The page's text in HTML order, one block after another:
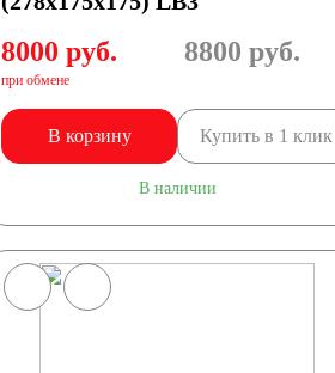
8000 руб.
при обмене
8800 руб.
В корзину Купить в 1 клик
В наличии